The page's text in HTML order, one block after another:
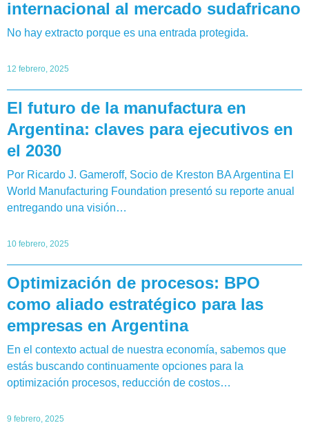
internacional al mercado sudafricano
No hay extracto porque es una entrada protegida.
12 febrero, 2025
El futuro de la manufactura en
Argentina: claves para ejecutivos en
el 2030
Por Ricardo J. Gameroff, Socio de Kreston BA Argentina El
World Manufacturing Foundation presentó su reporte anual
entregando una visión…
10 febrero, 2025
Optimización de procesos: BPO
como aliado estratégico para las
empresas en Argentina
En el contexto actual de nuestra economía, sabemos que
estás buscando continuamente opciones para la
optimización procesos, reducción de costos…
9 febrero, 2025